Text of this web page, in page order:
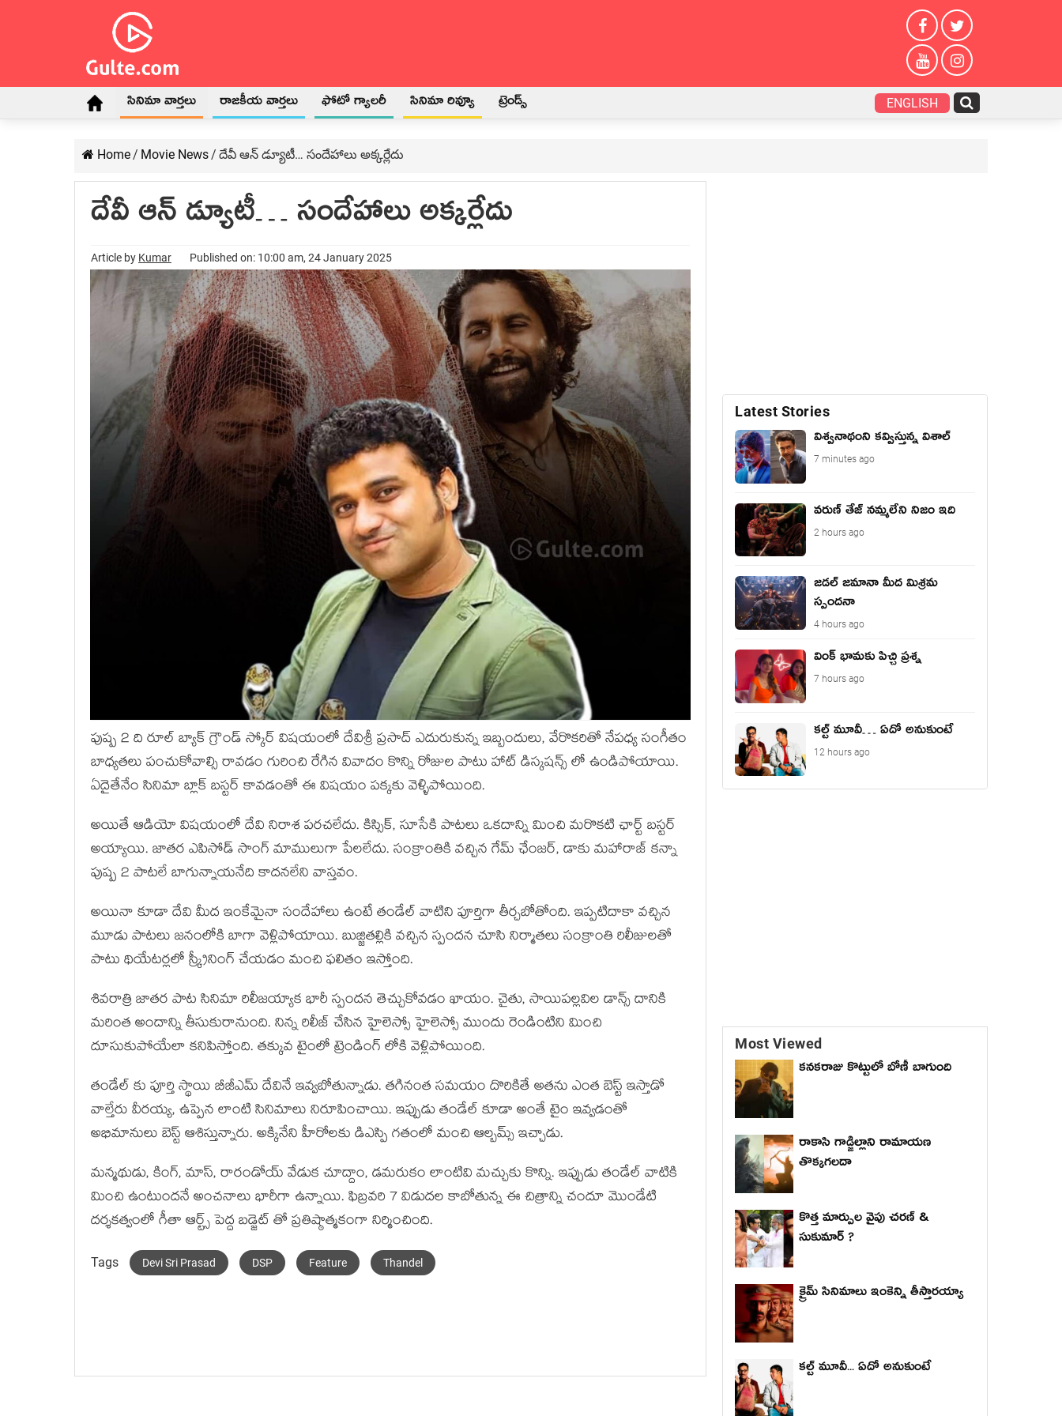
సినిమా వార్తలు రాజకీయ వార్తలు ఫోటో గ్యాలరీ సినిమా రివ్యూ ట్రెండ్స్ ENGLISH
Home/ Movie News/ దేవీ ఆన్ డ్యూటీ… సందేహాలు అక్కర్లేదు
దేవీ ఆన్ డ్యూటీ… సందేహాలు అక్కర్లేదు
Article by Kumar Published on: 10:00 am, 24 January 2025
పుష్ప 2 ది రూల్ బ్యాక్ గ్రౌండ్ స్కోర్ విషయంలో దేవిశ్రీ ప్రసాద్ ఎదురుకున్న ఇబ్బందులు, వేరొకరితో నేపధ్య సంగీతం
బాధ్యతలు పంచుకోవాల్సి రావడం గురించి రేగిన వివాదం కొన్ని రోజుల పాటు హాట్ డిస్కషన్స్ లో ఉండిపోయాయి.
ఏదైతేనేం సినిమా బ్లాక్ బస్టర్ కావడంతో ఈ విషయం పక్కకు వెళ్ళిపోయింది.
అయితే ఆడియో విషయంలో దేవి నిరాశ పరచలేదు. కిస్సిక్, సూసేకి పాటలు ఒకదాన్ని మించి మరొకటి ఛార్ట్ బస్టర్
అయ్యాయి. జాతర ఎపిసోడ్ సాంగ్ మాములుగా పేలలేదు. సంక్రాంతికి వచ్చిన గేమ్ ఛేంజర్, డాకు మహారాజ్ కన్నా
పుష్ప 2 పాటలే బాగున్నాయనేది కాదనలేని వాస్తవం.
అయినా కూడా దేవి మీద ఇంకేమైనా సందేహాలు ఉంటే తండేల్ వాటిని పూర్తిగా తీర్చబోతోంది. ఇప్పటిదాకా వచ్చిన
మూడు పాటలు జనంలోకి బాగా వెళ్లిపోయాయి. బుజ్జితల్లికి వచ్చిన స్పందన చూసి నిర్మాతలు సంక్రాంతి రిలీజులతో
పాటు థియేటర్లలో స్క్రీనింగ్ చేయడం మంచి ఫలితం ఇస్తోంది.
శివరాత్రి జాతర పాట సినిమా రిలీజయ్యాక భారీ స్పందన తెచ్చుకోవడం ఖాయం. చైతు, సాయిపల్లవిల డాన్స్ దానికి
మరింత అందాన్ని తీసుకురానుంది. నిన్న రిలీజ్ చేసిన హైలెస్సో హైలెస్సో ముందు రెండింటిని మించి
దూసుకుపోయేలా కనిపిస్తోంది. తక్కువ టైంలో ట్రెండింగ్ లోకి వెళ్లిపోయింది.
తండేల్ కు పూర్తి స్థాయి బీజీఎమ్ దేవినే ఇవ్వబోతున్నాడు. తగినంత సమయం దొరికితే అతను ఎంత బెస్ట్ ఇస్తాడో
వాల్తేరు వీరయ్య, ఉప్పెన లాంటి సినిమాలు నిరూపించాయి. ఇప్పుడు తండేల్ కూడా అంతే టైం ఇవ్వడంతో
అభిమానులు బెస్ట్ ఆశిస్తున్నారు. అక్కినేని హీరోలకు డిఎస్పి గతంలో మంచి ఆల్బమ్స్ ఇచ్చాడు.
మన్మథుడు, కింగ్, మాస్, రారండోయ్ వేడుక చూద్దాం, డమరుకం లాంటివి మచ్చుకు కొన్ని. ఇప్పుడు తండేల్ వాటికి
మించి ఉంటుందనే అంచనాలు భారీగా ఉన్నాయి. ఫిబ్రవరి 7 విడుదల కాబోతున్న ఈ చిత్రాన్ని చందూ మొండేటి
దర్శకత్వంలో గీతా ఆర్ట్స్ పెద్ద బడ్జెట్ తో ప్రతిష్ఠాత్మకంగా నిర్మించింది.
Tags Devi Sri Prasad DSP Feature Thandel
Latest Stories
విశ్వనాథంని కవ్విస్తున్న విశాల్
7 minutes ago
వరుణ్ తేజ్ నమ్మలేని నిజం ఇది
2 hours ago
జడల్ జమానా మీద మిశ్రమ
స్పందనా
4 hours ago
వింక్ భామకు పిచ్చి ప్రశ్న
7 hours ago
కల్ట్ మూవీ… ఏదో అనుకుంటే
12 hours ago
Most Viewed
కనకరాజు కొట్టులో బోణీ బాగుంది
రాకాసి గాడ్జిల్లాని రామాయణ
తొక్కగలదా
కొత్త మార్పుల వైపు చరణ్ &
సుకుమార్ ?
క్రైమ్ సినిమాలు ఇంకెన్ని తీస్తారయ్యా
కల్ట్ మూవీ... ఏదో అనుకుంటే